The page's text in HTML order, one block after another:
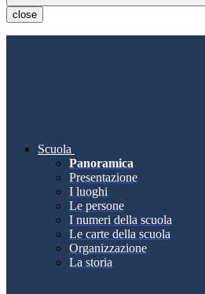
close
Scuola
Panoramica
Presentazione
I luoghi
Le persone
I numeri della scuola
Le carte della scuola
Organizzazione
La storia